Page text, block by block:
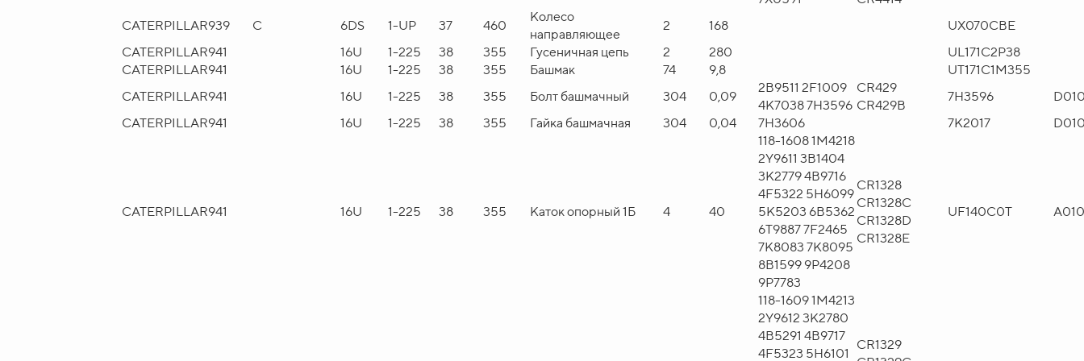
CATERPILLAR939 C 6DS 1-UP 37 460
Колесо
направляющее
2 168
UX070CBE
CATERPILLAR941 16U 1-225 38 355 Гусеничная цепь 2 280
UL171C2P38
CATERPILLAR941 16U 1-225 38 355 Башмак 74 9,8
UT171C1M355
CATERPILLAR941 16U 1-225 38 355 Болт башмачный 304 0,09
2B9511 2F1009
4K7038 7H3596
CR429
CR429B
7H3596
CATERPILLAR941 16U 1-225 38 355 Гайка башмачная 304 0,04 7H3606 7K2017
CATERPILLAR941 16U 1-225 38 355 Каток опорный 1Б 4 40
118-1608 1M4218
2Y9611 3B1404
3K2779 4B9716
4F5322 5H6099
5K5203 6B5362
6T9887 7F2465
7K8083 7K8095
8B1599 9P4208
9P7783
CR1328
CR1328C
CR1328D
CR1328E
UF140C0T
118-1609 1M4213
2Y9612 3K2780
4B5291 4B9717
4F5323 5H6101
CR1329